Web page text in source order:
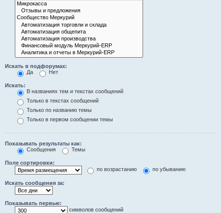
Искать в подфорумах:
Да
Нет
Искать:
В названиях тем и текстах сообщений
Только в текстах сообщений
Только по названию темы
Только в первом сообщении темы
Показывать результаты как:
Сообщения
Темы
Поле сортировки:
по возрастанию
по убыванию
Искать сообщения за:
Показывать первые:
символов сообщений